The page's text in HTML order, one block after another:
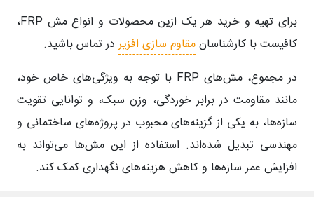
برای تهیه و خرید هر یک ازین محصولات و انواع مش FRP،
کافیست با کارشناسانمقاوم سازی افزیردر تماس باشید.
در مجموع، مش‌های FRP با توجه به ویژگی‌های خاص خود،
مانند مقاومت در برابر خوردگی، وزن سبک، و توانایی تقویت
سازه‌ها، به یکی از گزینه‌های محبوب در پروژه‌های ساختمانی و
مهندسی تبدیل شده‌اند. استفاده از این مش‌ها می‌تواند به
افزایش عمر سازه‌ها و کاهش هزینه‌های نگهداری کمک کند.